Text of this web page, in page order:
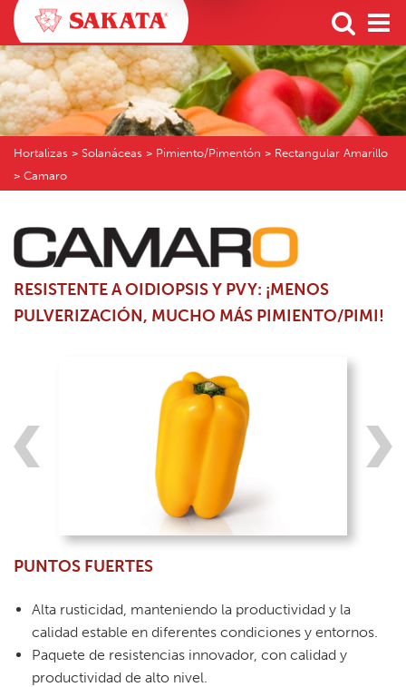
Hortalizas > Solanáceas > Pimiento/Pimentón > Rectangular Amarillo
> Camaro
RESISTENTE A OIDIOPSIS Y PVY: ¡MENOS
PULVERIZACIÓN, MUCHO MÁS PIMIENTO/PIMI!
PUNTOS FUERTES
Alta rusticidad, manteniendo la productividad y la
calidad estable en diferentes condiciones y entornos.
Paquete de resistencias innovador, con calidad y
productividad de alto nivel.